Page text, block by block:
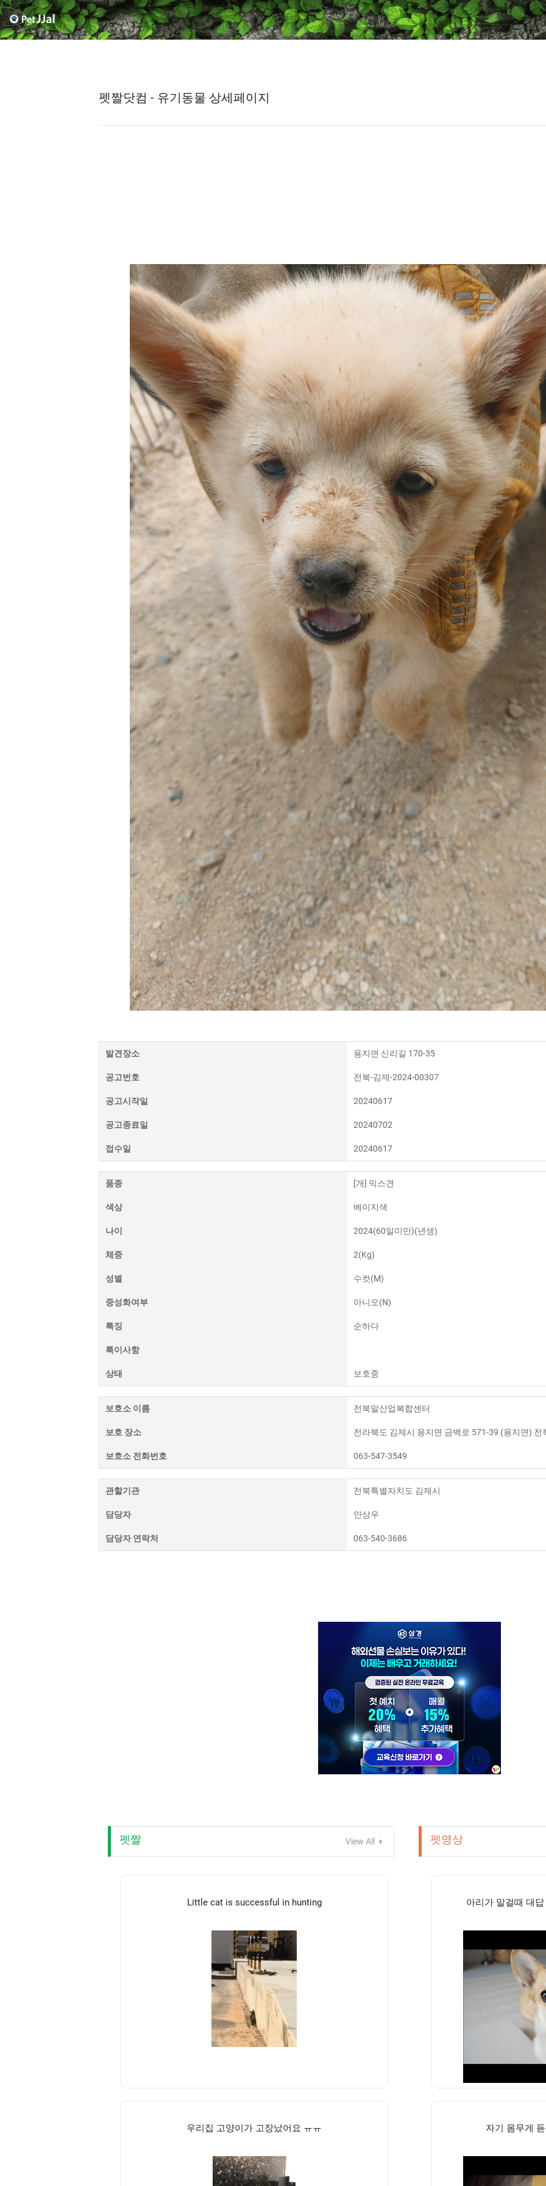
펫짤닷컴 - 유기동물 상세페이지
발견장소 용지면 신리길 170-35
공고번호 전북-김제-2024-00307
공고시작일 20240617
공고종료일 20240702
접수일 20240617
품종 [개] 믹스견
색상 베이지색
나이 2024(60일미만)(년생)
체중 2(Kg)
성별 수컷(M)
중성화여부 아니오(N)
특징 순하다
특이사항
상태 보호중
보호소 이름 전북말산업복합센터
보호 장소 전라북도 김제시 용지면 금백로 571-39 (용지면) 전
보호소 전화번호 063-547-3549
관할기관 전북특별자치도 김제시
담당자 안상우
담당자 연락처 063-540-3686
펫짤 View All
Little cat is successful in hunting
우리집 고양이가 고장났어요 ㅠㅠ
펫영상
아리가 말걸때 대
자기 몸무게